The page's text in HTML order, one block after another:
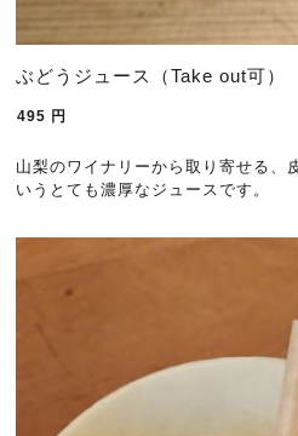
ぶどうジュース（Take out可）
495 円
山梨のワイナリーから取り寄せる、
いうとても濃厚なジュースです。